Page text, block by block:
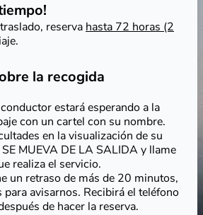
reserva hasta 72 horas (2
la recogida
estará esperando a la
con un cartel con su nombre.
en la visualización de su
MUEVA DE LA SALIDA y llame
realiza el servicio.
un retraso de más de 20 minutos,
para avisarnos. Recibirá el teléfono
de hacer la reserva.